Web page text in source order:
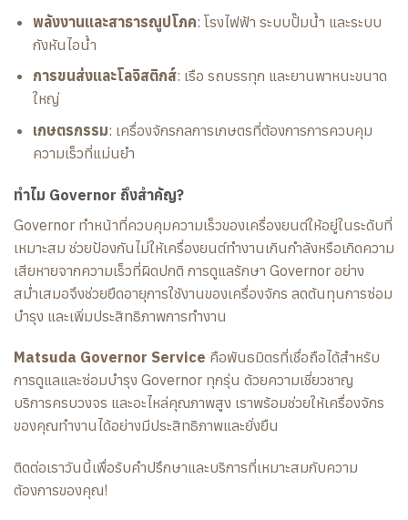
พลังงานและสาธารณูปโภค: โรงไฟฟ้า ระบบปั๊มน้ำ และระบบ
กังหันไอน้ำ
การขนส่งและโลจิสติกส์: เรือ รถบรรทุก และยานพาหนะขนาด
ใหญ่
เกษตรกรรม: เครื่องจักรกลการเกษตรที่ต้องการการควบคุม
ความเร็วที่แม่นยำ
ทำไม Governor ถึงสำคัญ?
Governor ทำหน้าที่ควบคุมความเร็วของเครื่องยนต์ให้อยู่ในระดับที่
เหมาะสม ช่วยป้องกันไม่ให้เครื่องยนต์ทำงานเกินกำลังหรือเกิดความ
เสียหายจากความเร็วที่ผิดปกติ การดูแลรักษา Governor อย่าง
สม่ำเสมอจึงช่วยยืดอายุการใช้งานของเครื่องจักร ลดต้นทุนการซ่อม
บำรุง และเพิ่มประสิทธิภาพการทำงาน
Matsuda Governor Service คือพันธมิตรที่เชื่อถือได้สำหรับ
การดูแลและซ่อมบำรุง Governor ทุกรุ่น ด้วยความเชี่ยวชาญ
บริการครบวงจร และอะไหล่คุณภาพสูง เราพร้อมช่วยให้เครื่องจักร
ของคุณทำงานได้อย่างมีประสิทธิภาพและยั่งยืน
ติดต่อเราวันนี้เพื่อรับคำปรึกษาและบริการที่เหมาะสมกับความ
ต้องการของคุณ!